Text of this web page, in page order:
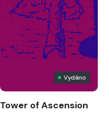
Vydáno
Tower of Ascension